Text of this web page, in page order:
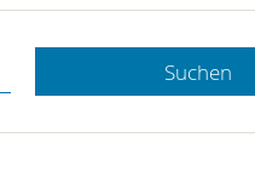
Hotline.
gerne.
Suchen